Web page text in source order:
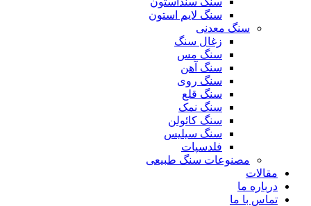
سنگ لایم استون
سنگ معدنی
زغال سنگ
سنگ مس
سنگ آهن
سنگ روی
سنگ قلع
سنگ نمک
سنگ کائولن
سنگ سیلیس
فلدسپات
مصنوعات سنگ طبیعی
مقالات
درباره ما
تماس با ما